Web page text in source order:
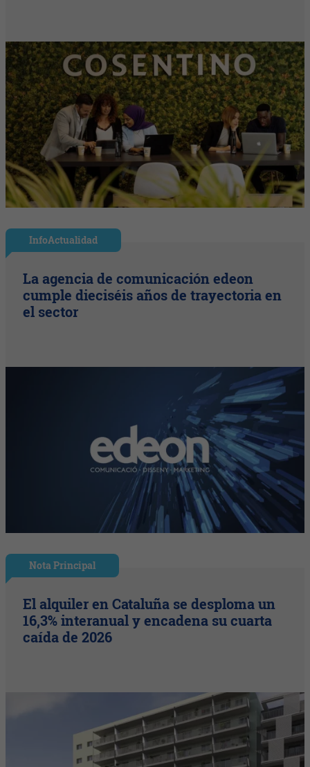
InfoActualidad
La agencia de comunicación edeon
cumple dieciséis años de trayectoria en
el sector
Nota Principal
El alquiler en Cataluña se desploma un
16,3% interanual y encadena su cuarta
caída de 2026